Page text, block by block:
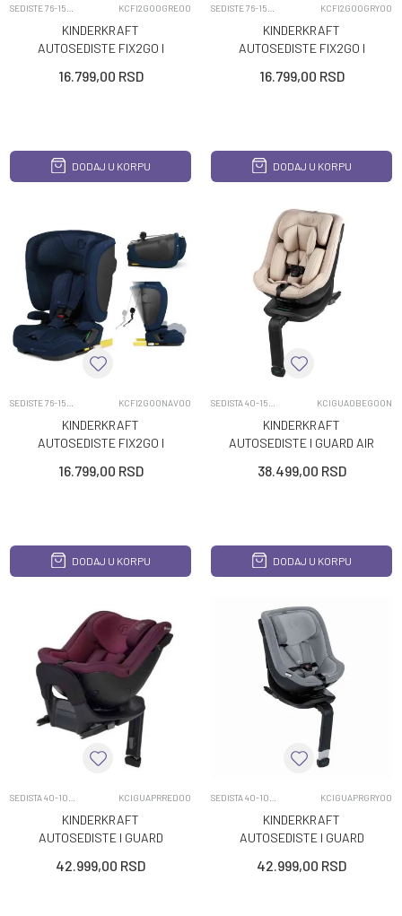
KCFI2GO0GRE00
KINDERKRAFT
AUTOSEDISTE FIX2GO I
16.799,00 RSD
DODAJ U KORPU
KCFI2GO0GRY00
KINDERKRAFT
AUTOSEDISTE FIX2GO I
16.799,00 RSD
DODAJ U KORPU
KCFI2GO0NAV00
KINDERKRAFT
AUTOSEDISTE FIX2GO I
16.799,00 RSD
DODAJ U KORPU
KCIGUA0BEG00N
KINDERKRAFT
AUTOSEDISTE I GUARD AIR
38.499,00 RSD
DODAJ U KORPU
KCIGUAPRRED00
KINDERKRAFT
AUTOSEDISTE I GUARD
42.999,00 RSD
KCIGUAPRGRY00
KINDERKRAFT
AUTOSEDISTE I GUARD
42.999,00 RSD